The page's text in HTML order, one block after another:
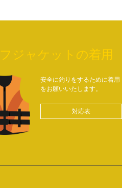
ジャケットの着用
安全に釣りをするために着用
をお願いいたします。
対応表